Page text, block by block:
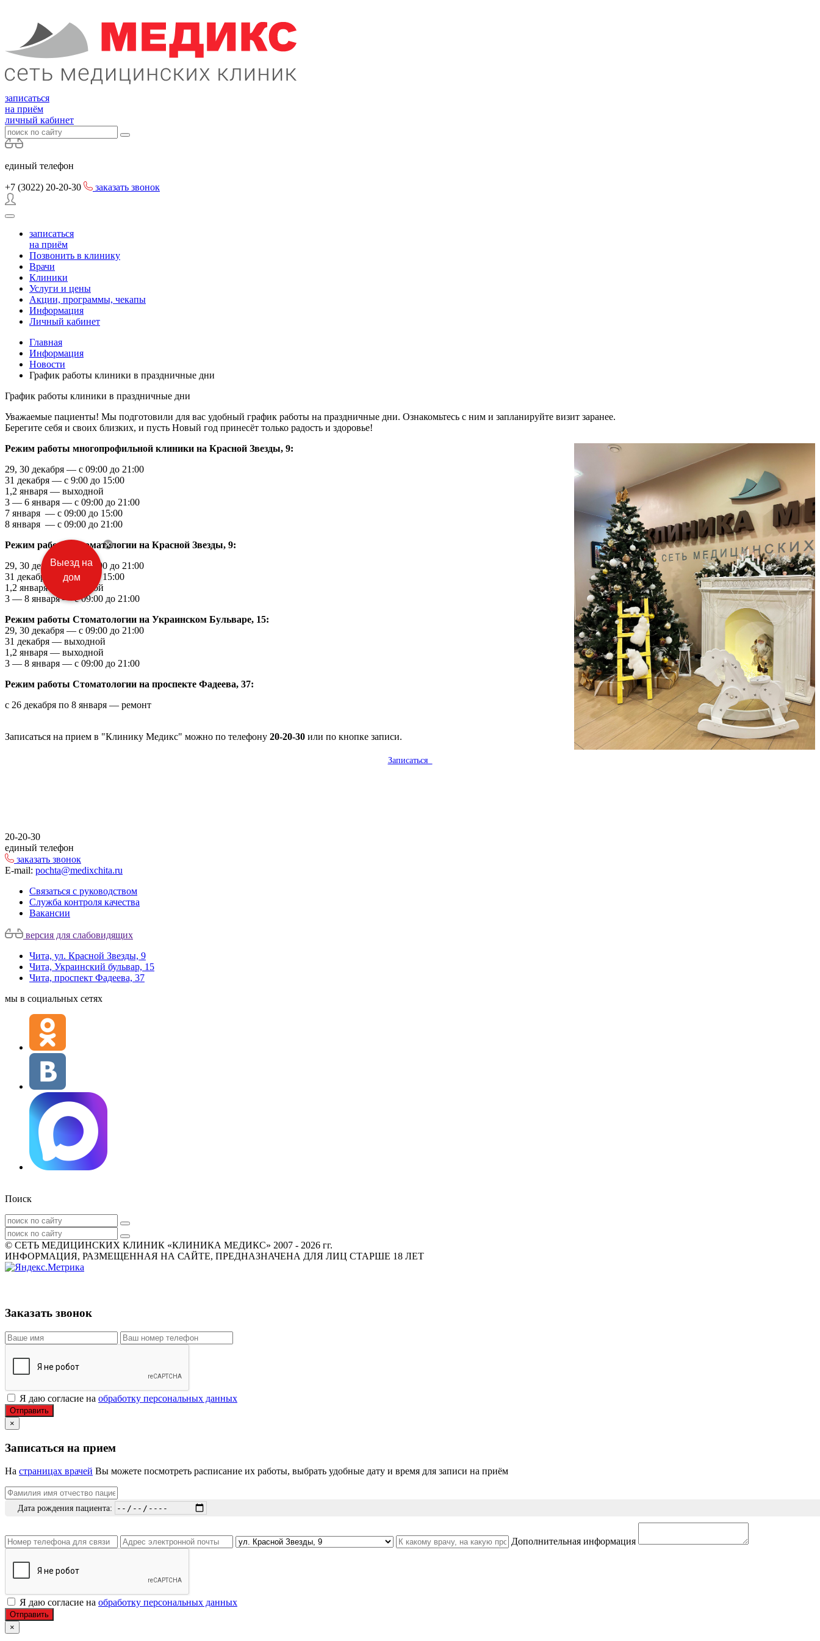
записаться
на приём
личный кабинет
единый телефон
+7 (3022) 20-20-30 заказать звонок
записаться
на приём
Позвонить в клинику
Врачи
Клиники
Услуги и цены
Акции, программы, чекапы
Информация
Личный кабинет
Главная
Информация
Новости
График работы клиники в праздничные дни
График работы клиники в праздничные дни
Уважаемые пациенты! Мы подготовили для вас удобный график работы на праздничные дни. Ознакомьтесь с ним и запланируйте визит заранее.
Берегите себя и своих близких, и пусть Новый год принесёт только радость и здоровье!
Режим работы многопрофильной клиники на Красной Звезды, 9:
29, 30 декабря — с 09:00 до 21:00
31 декабря — с 9:00 до 15:00
1,2 января — выходной
3 — 6 января — с 09:00 до 21:00
7 января — с 09:00 до 15:00
8 января — с 09:00 до 21:00
Режим работы Стоматологии на Красной Звезды, 9:
29, 30 декабря— с09:00 до 21:00
31 декабря
— с9:00 до 15:00
1,2 января
выходной
3 — 8 января— с09:00 до 21:00
Режим работы Стоматологии на Украинском Бульваре, 15:
29, 30 декабря — с 09:00 до 21:00
31 декабря — выходной
1,2 января — выходной
3 — 8 января — с 09:00 до 21:00
Режим работы Стоматологии на проспекте Фадеева, 37:
с 26 декабря по 8 января — ремонт
Записаться на прием в "Клинику Медикс" можно по телефону 20-20-30 или по кнопке записи.
Записаться
20-20-30
единый телефон
заказать звонок
E-mail: pochta@medixchita.ru
Связаться с руководством
Служба контроля качества
Вакансии
версия для слабовидящих
Чита, ул. Красной Звезды, 9
Чита, Украинский бульвар, 15
Чита, проспект Фадеева, 37
мы в социальных сетях
Поиск
© СЕТЬ МЕДИЦИНСКИХ КЛИНИК «КЛИНИКА МЕДИКС» 2007 - 2026 гг.
ИНФОРМАЦИЯ, РАЗМЕЩЕННАЯ НА САЙТЕ, ПРЕДНАЗНАЧЕНА ДЛЯ ЛИЦ СТАРШЕ 18 ЛЕТ
Заказать звонок
Я даю согласие на обработку персональных данных
Отправить
×
Записаться на прием
На страницах врачей Вы можете посмотреть расписание их работы, выбрать удобные дату и время для записи на приём
Дата рождения пациента:
Дополнительная информация
Я даю согласие на обработку персональных данных
Отправить
×
Выезд на
дом